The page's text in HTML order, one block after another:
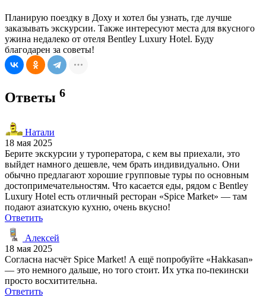
Планирую поездку в Доху и хотел бы узнать, где лучше
заказывать экскурсии. Также интересуют места для вкусного
ужина недалеко от отеля Bentley Luxury Hotel. Буду
благодарен за советы!
Ответы 6
Натали
18 мая 2025
Берите экскурсии у туроператора, с кем вы приехали, это
выйдет намного дешевле, чем брать индивидуально. Они
обычно предлагают хорошие групповые туры по основным
достопримечательностям. Что касается еды, рядом с Bentley
Luxury Hotel есть отличный ресторан «Spice Market» — там
подают азиатскую кухню, очень вкусно!
Ответить
Алексей
18 мая 2025
Согласна насчёт Spice Market! А ещё попробуйте «Hakkasan»
— это немного дальше, но того стоит. Их утка по-пекински
просто восхитительна.
Ответить